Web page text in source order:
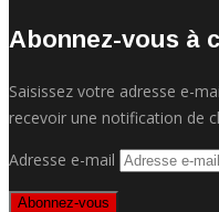
Abonnez-vous à
Saisissez votre adresse e-
recevoir une notification de
Adresse e-mail
Abonnez-vous